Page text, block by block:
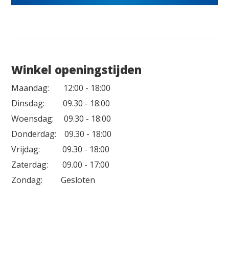
Winkel openingstijden
Maandag: 12:00 - 18:00
Dinsdag: 09.30 - 18:00
Woensdag: 09.30 - 18:00
Donderdag: 09.30 - 18:00
Vrijdag: 09.30 - 18:00
Zaterdag: 09.00 - 17:00
Zondag: Gesloten